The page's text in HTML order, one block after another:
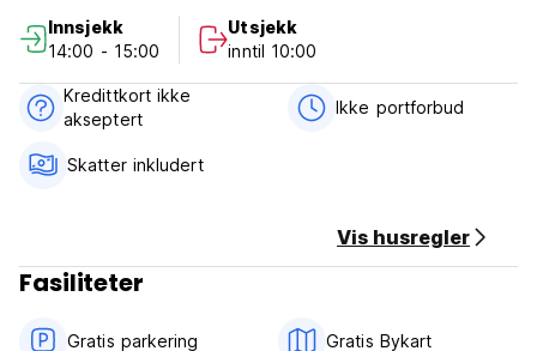
Innsjekk
14:00 - 15:00
Utsjekk
inntil 10:00
Kredittkort ikke
akseptert
Ikke portforbud
Skatter inkludert
Vis husregler
Fasiliteter
Gratis parkering Gratis Bykart